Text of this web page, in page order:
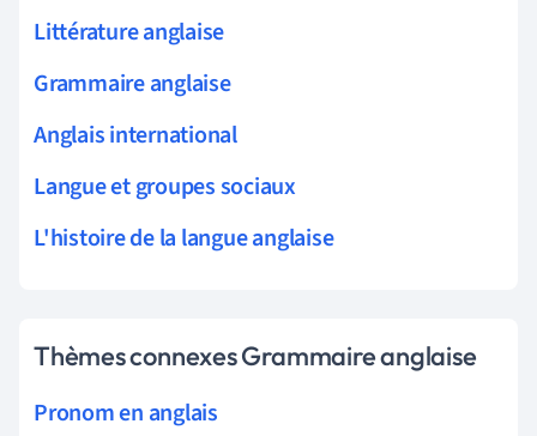
Littérature anglaise
Grammaire anglaise
Anglais international
Langue et groupes sociaux
L'histoire de la langue anglaise
Thèmes connexes Grammaire anglaise
Pronom en anglais